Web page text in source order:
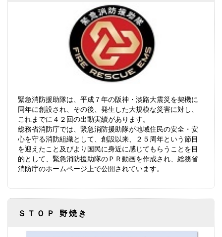
緊急消防援助隊は、平成７年の阪神・淡路大震災を契機に
同年に創設され、その後、発生した大規模な災害に対し、
これまでに４２回の出動実績があります。
総務省消防庁では、緊急消防援助隊が地域住民の安全・安
心を守る消防組織として、創設以来、２５周年という節目
を迎えたこと及びより国民に身近に感じてもらうことを目
的として、緊急消防援助隊のＰＲ動画を作成され、総務省
消防庁のホームページ上で公開されています。
ＳＴＯＰ 野焼き